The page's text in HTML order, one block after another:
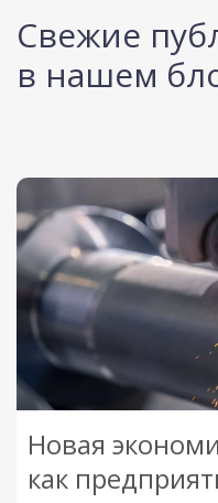
Свежие
в нашем
Новая
как